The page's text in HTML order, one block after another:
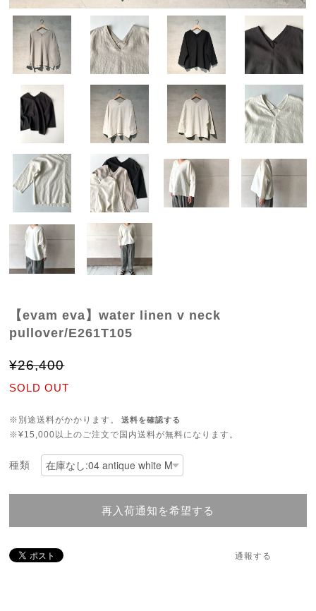
【evam eva】water linen v neck
pullover/E261T105
¥26,400
SOLD OUT
※別途送料がかかります。 送料を確認する
※¥15,000以上のご注文で国内送料が無料になります。
種類
再入荷通知を希望する
通報する